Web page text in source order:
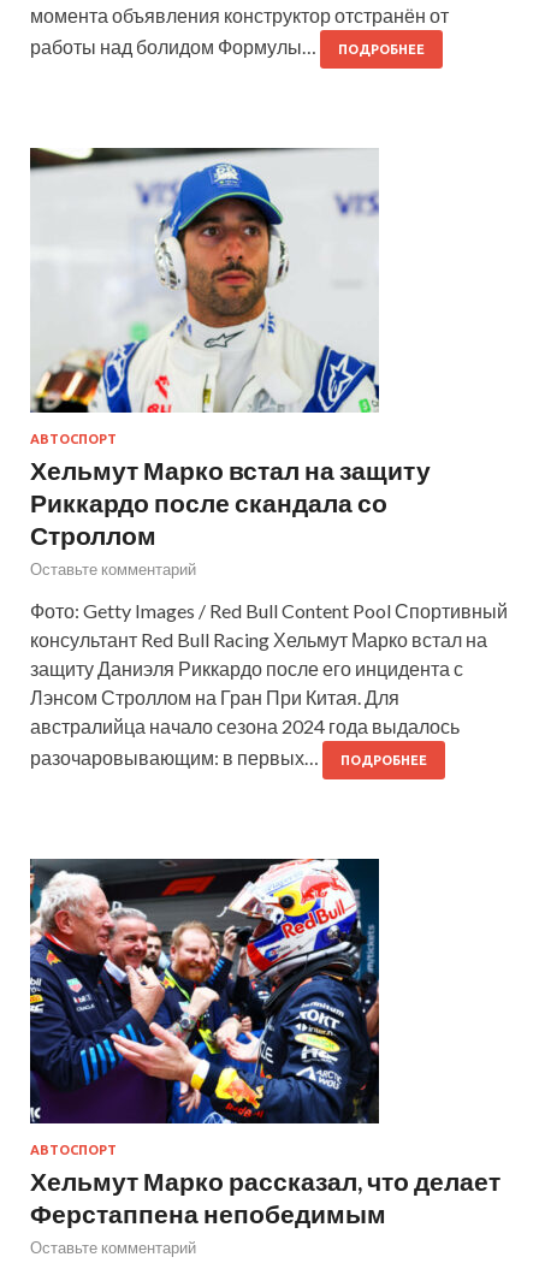
момента объявления конструктор отстранён от
работы над болидом Формулы…
ПОДРОБНЕЕ
АВТОСПОРТ
Хельмут Марко встал на защиту
Риккардо после скандала со
Строллом
Оставьте комментарий
Фото: Getty Images / Red Bull Content Pool Спортивный
консультант Red Bull Racing Хельмут Марко встал на
защиту Даниэля Риккардо после его инцидента с
Лэнсом Строллом на Гран При Китая. Для
австралийца начало сезона 2024 года выдалось
разочаровывающим: в первых…
ПОДРОБНЕЕ
АВТОСПОРТ
Хельмут Марко рассказал, что делает
Ферстаппена непобедимым
Оставьте комментарий